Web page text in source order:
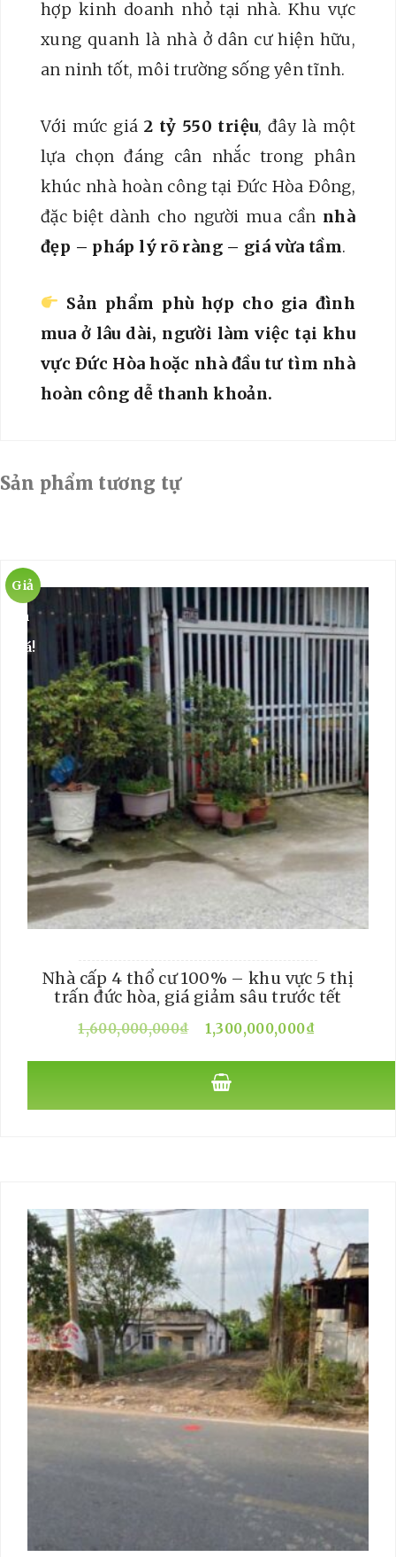
hợp kinh doanh nhỏ tại nhà. Khu vực
xung quanh là nhà ở dân cư hiện hữu,
an ninh tốt, môi trường sống yên tĩnh.
Với mức giá 2 tỷ 550 triệu, đây là một
lựa chọn đáng cân nhắc trong phân
khúc nhà hoàn công tại Đức Hòa Đông,
đặc biệt dành cho người mua cần nhà
đẹp – pháp lý rõ ràng – giá vừa tầm.
Sản phẩm phù hợp cho gia đình
mua ở lâu dài, người làm việc tại khu
vực Đức Hòa hoặc nhà đầu tư tìm nhà
hoàn công dễ thanh khoản.
Sản phẩm tương tự
Giả
m
giá!
Nhà cấp 4 thổ cư 100% – khu vực 5 thị
trấn đức hòa, giá giảm sâu trước tết
1,600,000,000₫
Giá
là:
1,300,000,000₫